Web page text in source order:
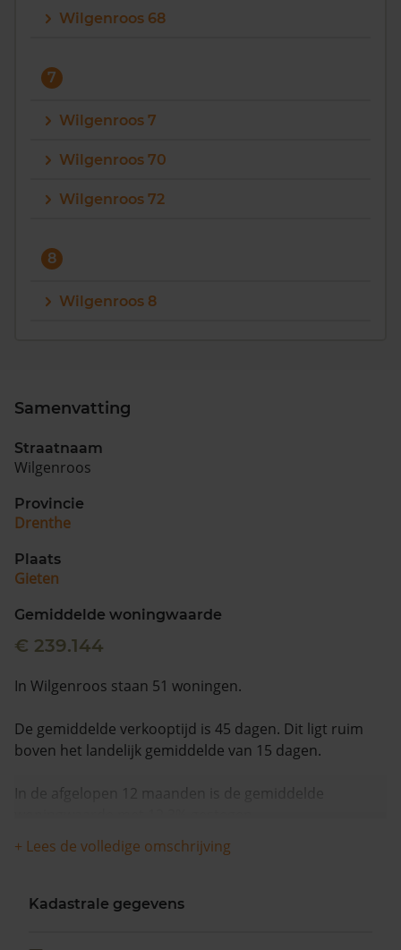
Wilgenroos 68
7
Wilgenroos 7
Wilgenroos 70
Wilgenroos 72
8
Wilgenroos 8
Samenvatting
Straatnaam
Wilgenroos
Provincie
Drenthe
Plaats
Gieten
Gemiddelde woningwaarde
€ 239.144
In Wilgenroos staan 51 woningen.
De gemiddelde verkooptijd is 45 dagen. Dit ligt ruim
boven het landelijk gemiddelde van 15 dagen.
In de afgelopen 12 maanden is de gemiddelde
+ Lees de volledige omschrijving
Kadastrale gegevens